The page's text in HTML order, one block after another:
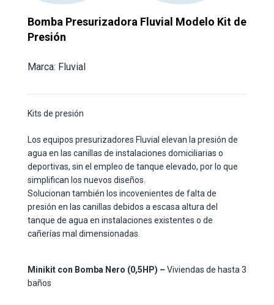
Bomba Presurizadora Fluvial Modelo Kit de
Presión
Marca: Fluvial
Kits de presión
Los equipos presurizadores Fluvial elevan la presión de
agua en las canillas de instalaciones domiciliarias o
deportivas, sin el empleo de tanque elevado, por lo que
simplifican los nuevos diseños.
Solucionan también los incovenientes de falta de
presión en las canillas debidos a escasa altura del
tanque de agua en instalaciones existentes o de
cañerías mal dimensionadas.
Minikit con Bomba Nero (0,5HP) – Viviendas de hasta 3
baños